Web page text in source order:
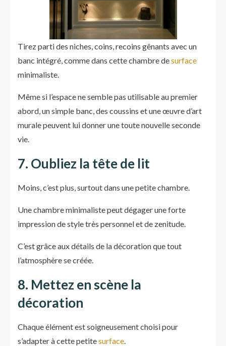
Tirez parti des niches, coins, recoins gênants avec un
banc intégré, comme dans cette chambre desurface
minimaliste.
Même si l’espace ne semble pas utilisable au premier
abord, un simple banc, des coussins et une œuvre d’art
murale peuvent lui donner une toute nouvelle seconde
vie.
7. Oubliez la tête de lit
Moins, c’est plus, surtout dans une petite chambre.
Une chambre minimaliste peut dégager une forte
impression de style très personnel et de zenitude.
C’est grâce aux détails de la décoration que tout
l’atmosphère se créée.
8. Mettez en scène la
décoration
Chaque élément est soigneusement choisi pour
s’adapter à cette petitesurface.